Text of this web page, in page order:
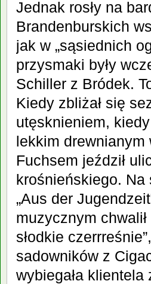
Jednak rosły na
Brandenburskich
jak w „sąsiednich
przysmaki były
Schiller z Bródek.
Kiedy zbliżał się
utęsknieniem,
lekkim
Fuchsem jeździł
krośnieńskiego. Na
„Aus der
muzycznym
słodkie
sadowników z
wybiegała